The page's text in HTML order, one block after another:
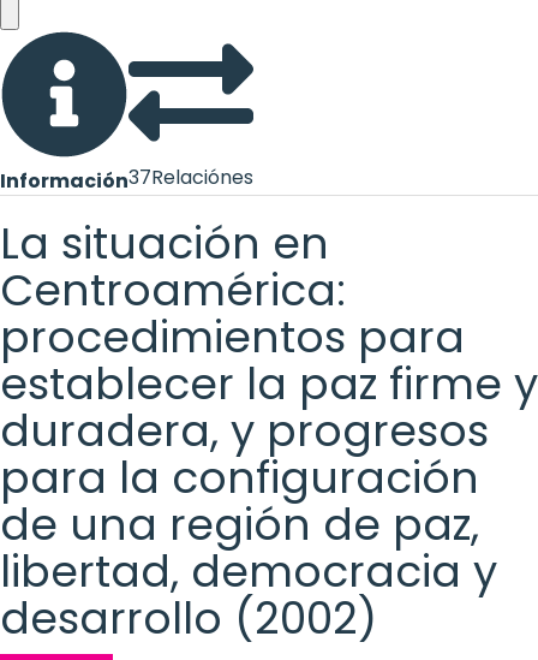
Información37Relaciónes
La situación en
Centroamérica:
procedimientos para
establecer la paz firme y
duradera, y progresos
para la configuración
de una región de paz,
libertad, democracia y
desarrollo (2002)